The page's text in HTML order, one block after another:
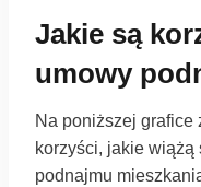
Jakie są
umowy
Na poniższej grafice
korzyści, jakie
podnajmu